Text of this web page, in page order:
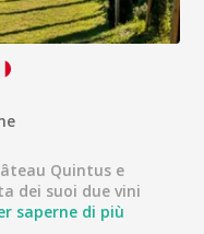
Quintus e
dei suoi due vini
saperne di più